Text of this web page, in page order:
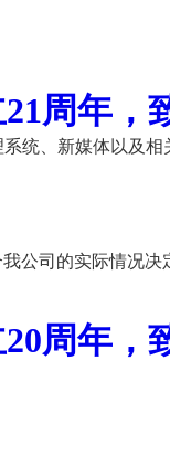
周年，
统、新媒体以及
公司的实际情况
周年，